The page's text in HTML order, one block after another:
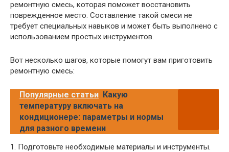
ремонтную смесь, которая поможет восстановить
поврежденное место. Составление такой смеси не
требует специальных навыков и может быть выполнено с
использованием простых инструментов.
Вот несколько шагов, которые помогут вам приготовить
ремонтную смесь:
Популярные статьи Какую
температуру включать на
кондиционере: параметры и нормы
для разного времени
1. Подготовьте необходимые материалы и инструменты.